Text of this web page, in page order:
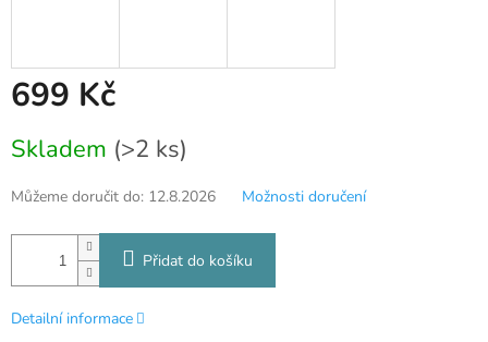
699 Kč
cena:
Skladem (>2 ks)
Můžeme doručit do: 12.8.2026 Možnosti doručení
Přidat do košíku
Detailní informace